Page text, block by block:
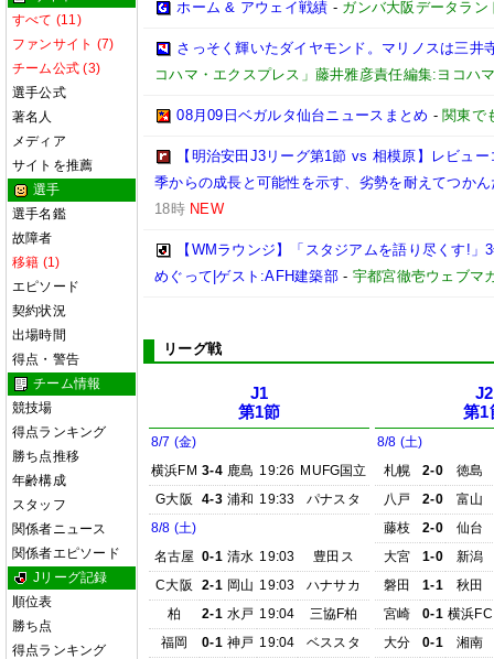
すべて (11)
ファンサイト (7)
チーム公式 (3)
選手公式
著名人
メディア
サイトを推薦
選手
選手名鑑
故障者
移籍 (1)
エピソード
契約状況
出場時間
得点・警告
チーム情報
競技場
得点ランキング
勝ち点推移
年齢構成
スタッフ
関係者ニュース
関係者エピソード
Jリーグ記録
順位表
勝ち点
得点ランキング
ホーム & アウェイ戦績 - ガンバ大阪データラ
さっそく輝いたダイヤモンド。マリノスは三井
コハマ・エクスプレス」藤井雅彦責任編集:ヨコハ
08月09日ベガルタ仙台ニュースまとめ - 関東で
【明治安田J3リーグ第1節 vs 相模原】レビュ
季からの成長と可能性を示す、劣勢を耐えてつか
18時 NEW
【WMラウンジ】「スタジアムを語り尽くす!
めぐって|ゲスト:AFH建築部 - 宇都宮徹壱ウェブマ
リーグ戦
J1
第1節
8/7 (金)
横浜FM 3-4 鹿島 19:26 MUFG国立
G大阪
4-3 浦和 19:33
パナスタ
8/8 (土)
名古屋 0-1 清水 19:03
豊田ス
C大阪
2-1 岡山 19:03
ハナサカ
柏
2-1 水戸 19:04
三協F柏
福岡
0-1 神戸 19:04
ベススタ
J2
第1
8/8 (土)
札幌
2-0
徳島
八戸
2-0
富山
藤枝
2-0
仙台
大宮
1-0
新潟
磐田
1-1
秋田
宮崎
0-1 横浜FC
大分
0-1
湘南